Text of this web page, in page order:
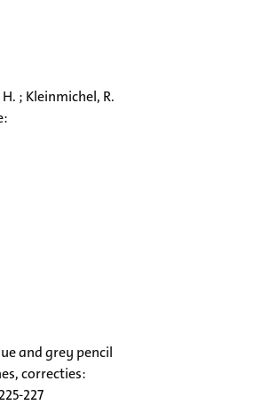
; Kleinmichel, R.
and grey pencil
correcties:
227